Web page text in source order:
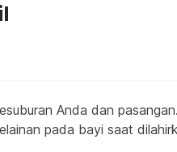
Anda dan
pada bayi saat